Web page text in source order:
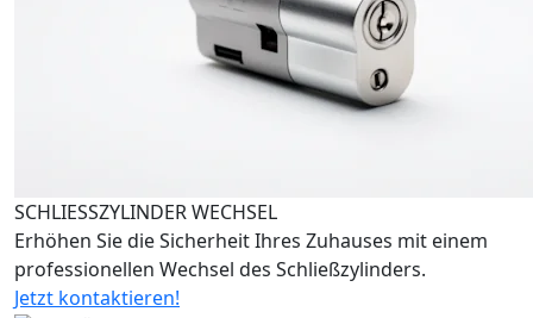
SCHLIESSZYLINDER WECHSEL
Erhöhen Sie die Sicherheit Ihres Zuhauses mit einem
professionellen Wechsel des Schließzylinders.
Jetzt kontaktieren!